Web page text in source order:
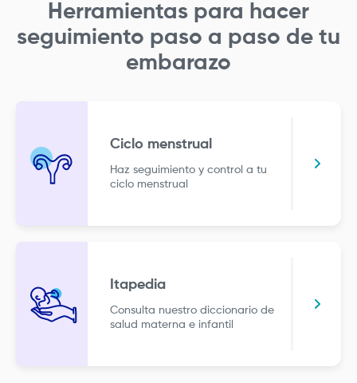
Herramientas para hacer
seguimiento paso a paso de tu
embarazo
Ciclo menstrual
Haz seguimiento y control a tu
ciclo menstrual
Itapedia
Consulta nuestro diccionario de
salud materna e infantil